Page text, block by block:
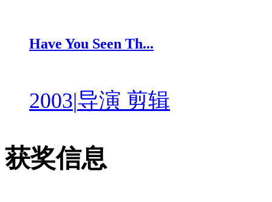
Have You Seen Th...
2003|导演 剪辑
获奖信息